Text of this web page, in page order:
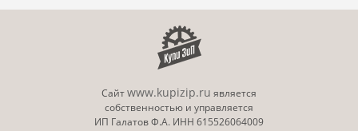
Сайтwww.kupizip.ru является
собственностью и управляется
ИП Галатов Ф.А. ИНН 615526064009